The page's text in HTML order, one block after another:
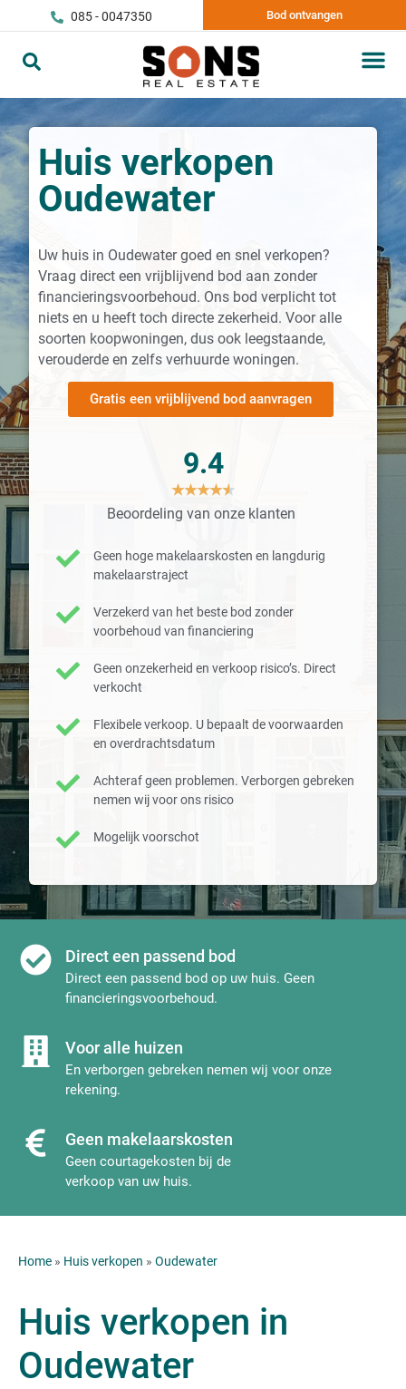
085 - 0047350 Bod ontvangen
Huis verkopen
Oudewater
Uw huis in Oudewater goed en snel verkopen?
Vraag direct een vrijblijvend bod aan zonder
financieringsvoorbehoud. Ons bod verplicht tot
niets en u heeft toch directe zekerheid. Voor alle
soorten koopwoningen, dus ook leegstaande,
verouderde en zelfs verhuurde woningen.
Gratis een vrijblijvend bod aanvragen
9.4
★★★★★
Beoordeling van onze klanten
Geen hoge makelaarskosten en langdurig
makelaarstraject
Verzekerd van het beste bod zonder
voorbehoud van financiering
Geen onzekerheid en verkoop risico’s. Direct
verkocht
Flexibele verkoop. U bepaalt de voorwaarden
en overdrachtsdatum
Achteraf geen problemen. Verborgen gebreken
nemen wij voor ons risico
Mogelijk voorschot
Direct een passend bod
Direct een passend bod op uw huis. Geen
financieringsvoorbehoud.
Voor alle huizen
En verborgen gebreken nemen wij voor onze
rekening.
Geen makelaarskosten
Geen courtagekosten bij de
verkoop van uw huis.
Home » Huis verkopen » Oudewater
Huis verkopen in
Oudewater